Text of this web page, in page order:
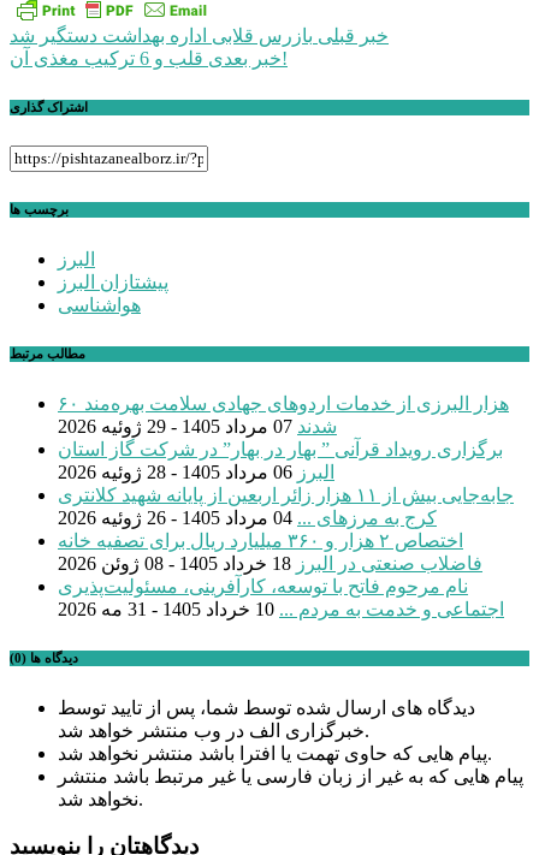
راهبری
نوشته
خبر قبلی بازرس قلابی اداره بهداشت دستگیر شد
خبر بعدیقلب و 6 ترکیب مغذی آن!
اشتراک گذاری
برچسب ها
البرز
پیشتازان البرز
هواشناسی
مطالب مرتبط
۶۰ هزار البرزی از خدمات اردوهای جهادی سلامت بهره‌مند
شدند 07 مرداد 1405 - 29 ژوئیه 2026
برگزاری رویداد قرآنی ” بهار در بهار” در شرکت گاز استان
البرز 06 مرداد 1405 - 28 ژوئیه 2026
جابه‌جایی بیش از ۱۱ هزار زائر اربعین از پایانه شهید کلانتری
کرج به مرزهای ... 04 مرداد 1405 - 26 ژوئیه 2026
اختصاص ۲ هزار و ۳۶۰ میلیارد ریال برای تصفیه خانه
فاضلاب صنعتی در البرز 18 خرداد 1405 - 08 ژوئن 2026
نام مرحوم فاتح با توسعه، کارآفرینی، مسئولیت‌پذیری
اجتماعی و خدمت به مردم ... 10 خرداد 1405 - 31 مه 2026
دیدگاه ها (0)
دیدگاه های ارسال شده توسط شما، پس از تایید توسط
خبرگزاری الف در وب منتشر خواهد شد.
پیام هایی که حاوی تهمت یا افترا باشد منتشر نخواهد شد.
پیام هایی که به غیر از زبان فارسی یا غیر مرتبط باشد منتشر
نخواهد شد.
دیدگاهتان را بنویسید